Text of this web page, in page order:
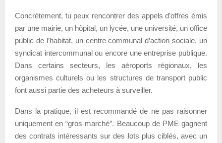
Concrètement, tu peux rencontrer des appels d’offres émis
par une mairie, un hôpital, un lycée, une université, un office
public de l’habitat, un centre communal d’action sociale, un
syndicat intercommunal ou encore une entreprise publique.
Dans certains secteurs, les aéroports régionaux, les
organismes culturels ou les structures de transport public
font aussi partie des acheteurs à surveiller.
Dans la pratique, il est recommandé de ne pas raisonner
uniquement en “gros marché”. Beaucoup de PME gagnent
des contrats intéressants sur des lots plus ciblés, avec un